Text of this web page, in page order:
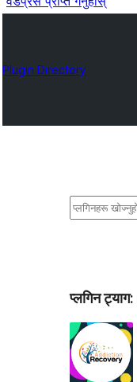
Plugin Directory
खोज्नुहोस्
प्लगिन ट्याग: